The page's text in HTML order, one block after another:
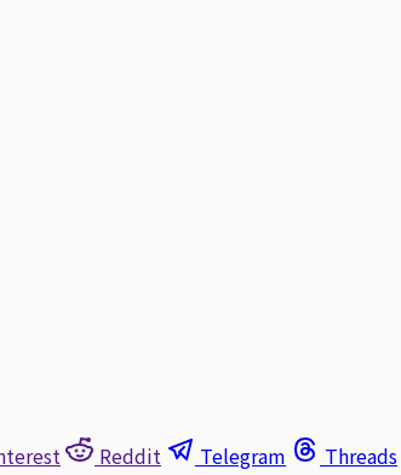
Reddit Telegram Threads